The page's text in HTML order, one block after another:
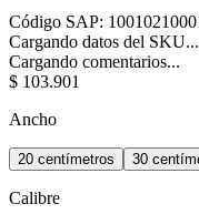
Código SAP:
Cargando datos del SKU...
Cargando comentarios...
$ 103.901
Ancho
20 centímetros 30
Calibre